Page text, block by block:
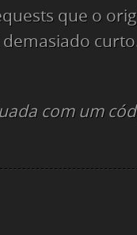
que o
demasiado
com um